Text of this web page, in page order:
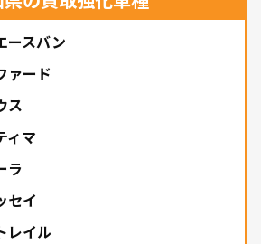
ースバン
ァード
ス
ィマ
ラ
セイ
レイル